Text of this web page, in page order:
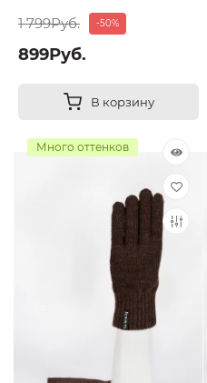
1 799Руб. -50%
899Руб.
В корзину
Много оттенков